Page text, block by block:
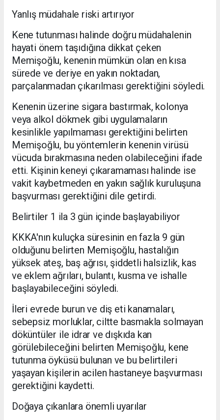
Yanlış müdahale riski artırıyor
Kene tutunması halinde doğru müdahalenin
hayati önem taşıdığına dikkat çeken
Memişoğlu, kenenin mümkün olan en kısa
sürede ve deriye en yakın noktadan,
parçalanmadan çıkarılması gerektiğini söyledi.
Kenenin üzerine sigara bastırmak, kolonya
veya alkol dökmek gibi uygulamaların
kesinlikle yapılmaması gerektiğini belirten
Memişoğlu, bu yöntemlerin kenenin virüsü
vücuda bırakmasına neden olabileceğini ifade
etti. Kişinin keneyi çıkaramaması halinde ise
vakit kaybetmeden en yakın sağlık kuruluşuna
başvurması gerektiğini dile getirdi.
Belirtiler 1 ila 3 gün içinde başlayabiliyor
KKKA'nın kuluçka süresinin en fazla 9 gün
olduğunu belirten Memişoğlu, hastalığın
yüksek ateş, baş ağrısı, şiddetli halsizlik, kas
ve eklem ağrıları, bulantı, kusma ve ishalle
başlayabileceğini söyledi.
İleri evrede burun ve diş eti kanamaları,
sebepsiz morluklar, ciltte basmakla solmayan
döküntüler ile idrar ve dışkıda kan
görülebileceğini belirten Memişoğlu, kene
tutunma öyküsü bulunan ve bu belirtileri
yaşayan kişilerin acilen hastaneye başvurması
gerektiğini kaydetti.
Doğaya çıkanlara önemli uyarılar